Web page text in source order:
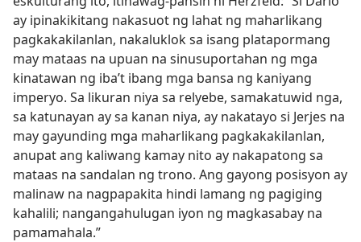
ay ipinakikitang nakasuot ng lahat ng maharlikang
pagkakakilanlan, nakaluklok sa isang platapormang
may mataas na upuan na sinusuportahan ng mga
kinatawan ng iba’t ibang mga bansa ng kaniyang
imperyo. Sa likuran niya sa relyebe, samakatuwid nga,
sa katunayan ay sa kanan niya, ay nakatayo si Jerjes na
may gayunding mga maharlikang pagkakakilanlan,
anupat ang kaliwang kamay nito ay nakapatong sa
mataas na sandalan ng trono. Ang gayong posisyon ay
malinaw na nagpapakita hindi lamang ng pagiging
kahalili; nangangahulugan iyon ng magkasabay na
pamamahala.”